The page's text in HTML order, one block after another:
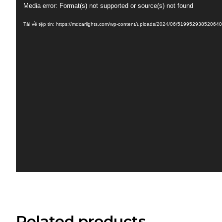
Video
Media error: Format(s) not supported or source(s) not found
Tải về tệp tin: https://mdcarlights.com/wp-content/uploads/2024/06/